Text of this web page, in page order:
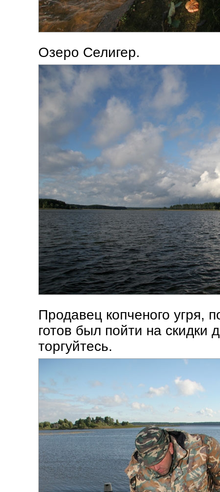
Озеро Селигер.
Продавец копченого угря,
готов был пойти на скидки
торгуйтесь.